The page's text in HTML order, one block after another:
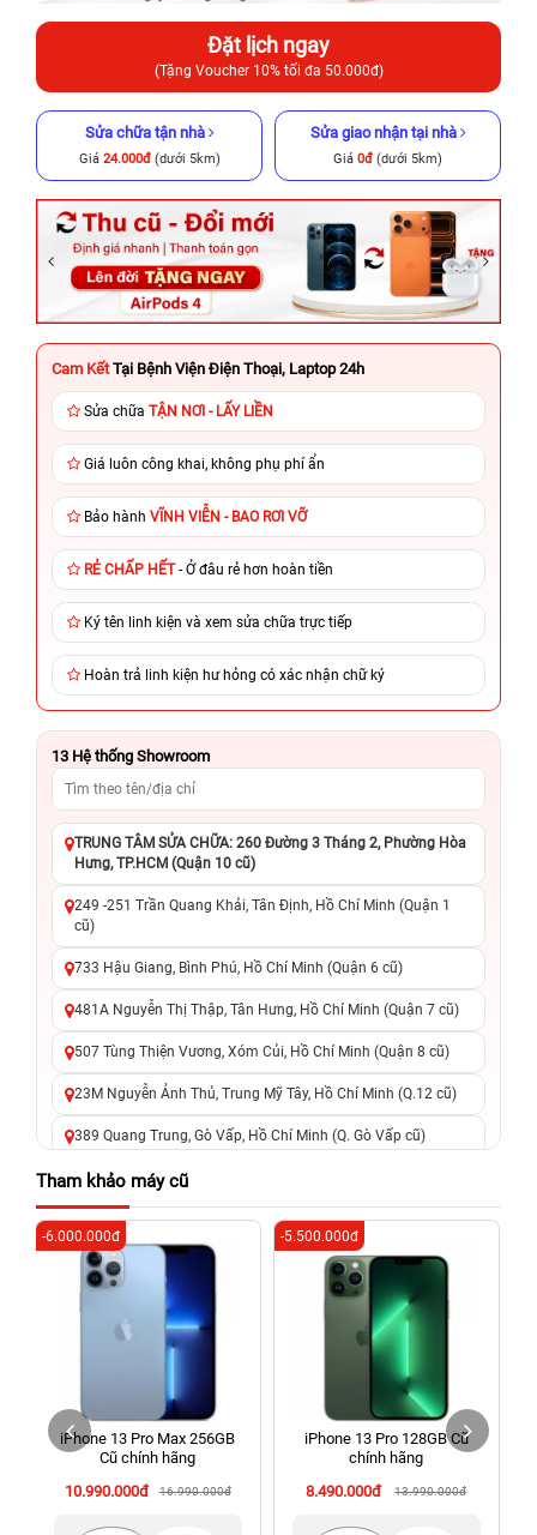
Đặt lịch ngay
(Tặng Voucher 10% tối đa 50.000đ)
Sửa chữa tận nhà
Giá 24.000đ(dưới 5km)
Sửa giao nhận tại nhà
Giá 0đ (dưới 5km)
Cam Kết Tại Bệnh Viện Điện Thoại, Laptop 24h
Sửa chữa TẬN NƠI - LẤY LIỀN
Giá luôn công khai, không phụ phí ẩn
Bảo hành VĨNH VIỄN - BAO RƠI VỠ
RẺ CHẤP HẾT- Ở đâu rẻ hơn hoàn tiền
Ký tên linh kiện và xem sửa chữa trực tiếp
Hoàn trả linh kiện hư hỏng có xác nhận chữ ký
13 Hệ thống Showroom
TRUNG TÂM SỬA CHỮA: 260 Đường 3 Tháng 2, Phường Hòa
Hưng, TP.HCM (Quận 10 cũ)
249 -251 Trần Quang Khải, Tân Định, Hồ Chí Minh (Quận 1
cũ)
733 Hậu Giang, Bình Phú, Hồ Chí Minh (Quận 6 cũ)
481A Nguyễn Thị Thập, Tân Hưng, Hồ Chí Minh (Quận 7 cũ)
507 Tùng Thiện Vương, Xóm Củi, Hồ Chí Minh (Quận 8 cũ)
23M Nguyễn Ảnh Thủ, Trung Mỹ Tây, Hồ Chí Minh (Q.12 cũ)
389 Quang Trung, Gò Vấp, Hồ Chí Minh (Q. Gò Vấp cũ)
625 - 625A Âu Cơ, Tân Phú, Hồ Chí Minh (Quận Tân Phú cũ)
326 Lê Văn Việt, Tăng Nhơn Phú, Hồ Chí Minh (Q.9 TP. Thủ
Đức cũ)
256 Võ Văn Ngân, Thủ Đức, Hồ Chí Minh (Bình Thọ, TP. Thủ
70 Nguyễn An Ninh, Dĩ An, Hồ Chí Minh (Bình Dương Cũ)
24h Vũng Tàu: 162A Ba Cu, Vũng Tàu, Hồ Chí Minh (TP. Vũng
Tàu cũ)
198 Hoàng Văn Thụ, Tân Sơn Nhất, Hồ Chí Minh (Tân Bình
Tham khảo máy cũ
iPhone 13 Pro Max 256GB
Cũ chính hãng
10.990.000đ
16.990.000đ
-6.000.000đ
iPhone 13 Pro 128GB Cũ
chính hãng
8.490.000đ
13.990.000đ
-5.500.000đ